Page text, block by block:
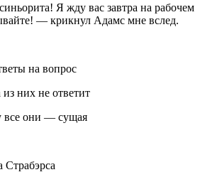
Я жду вас завтра на рабочем
— крикнул Адамс мне вслед.
на вопрос
них не ответит
все они — сущая
Страбэрса